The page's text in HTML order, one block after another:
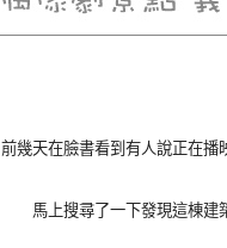
前幾天在臉書看到有人說正在播
馬上搜尋了一下發現這棟建